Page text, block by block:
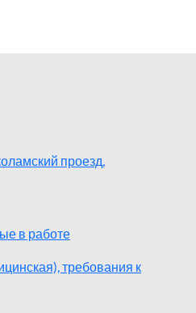
проезд,
в работе
требования к